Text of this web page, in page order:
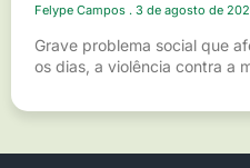
Felype Campos 3 de agosto de
Grave problema social que
os dias, a violência contra a